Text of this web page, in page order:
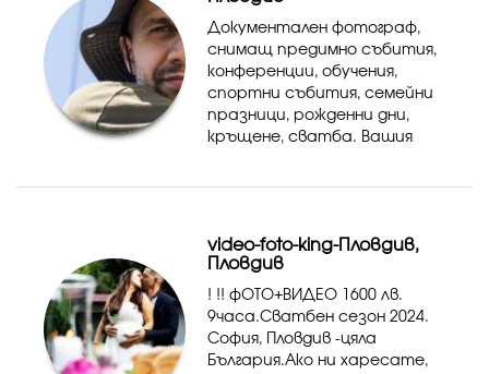
Документален фотограф,
снимащ предимно събития,
конференции, обучения,
спортни събития, семейни
празници, рожденни дни,
кръщене, сватба. Вашия
video-foto-king-Пловдив,
Пловдив
! !! фОТО+ВИДЕО 1600 лв.
9часа.Сватбен сезон 2024.
София, Пловдив -цяла
България.Ако ни харесате,